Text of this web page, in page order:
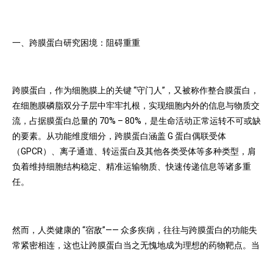
一、跨膜蛋白研究困境：阻碍重重
跨膜蛋白，作为细胞膜上的关键 “守门人”，又被称作整合膜蛋白，
在细胞膜磷脂双分子层中牢牢扎根，实现细胞内外的信息与物质交
流，占据膜蛋白总量的 70% – 80%，是生命活动正常运转不可或缺
的要素。从功能维度细分，跨膜蛋白涵盖 G 蛋白偶联受体
（GPCR）、离子通道、转运蛋白及其他各类受体等多种类型，肩
负着维持细胞结构稳定、精准运输物质、快速传递信息等诸多重
任。
然而，人类健康的 “宿敌”—— 众多疾病，往往与跨膜蛋白的功能失
常紧密相连，这也让跨膜蛋白当之无愧地成为理想的药物靶点。当